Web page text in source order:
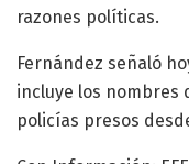
razones políticas.
Fernández señaló
incluye los nombres
policías presos